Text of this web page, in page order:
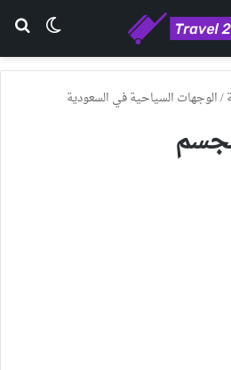
/الوجهات السياحية في السعودية